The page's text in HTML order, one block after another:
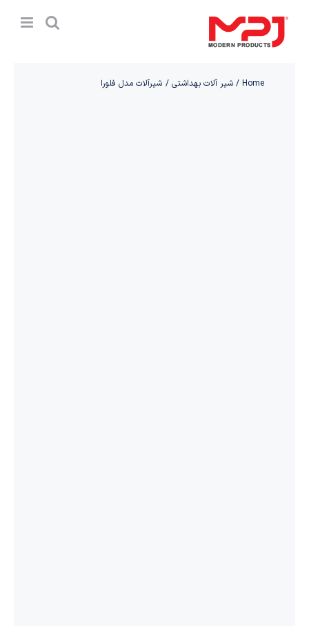
content
Home شیر آلات بهداشتی شیرآلات مدل فلورا